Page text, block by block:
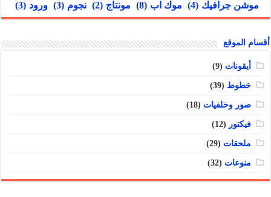
موشن جرافيك (4) موك اب (8) مونتاج (2) نجوم (3) ورود (3)
أقسام الموقع
أيقونات (9)
خطوط (39)
صور وخلفيات (18)
فيكتور (12)
ملحقات (29)
منوعات (32)